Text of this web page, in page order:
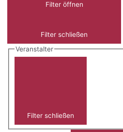
Filter öffnen
Filter schließen
Veranstalter
Filter schließen